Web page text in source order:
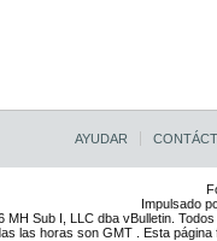
AYUDAR
Impulsado
MH Sub I, LLC dba vBulletin.
las horas son GMT . Esta página